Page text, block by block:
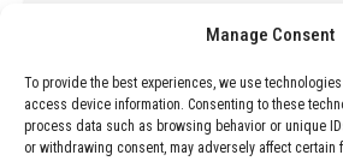
Manage Consent
To provide the best experiences, we use
access device information. Consenting to these
process data such as browsing behavior or unique
or withdrawing consent, may adversely affect certain